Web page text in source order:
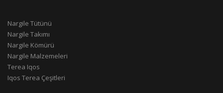
Nargile Tütünü
Nargile Takımı
Nargile Kömürü
Nargile Malzemeleri
Terea Iqos
Iqos Terea Çeşitleri